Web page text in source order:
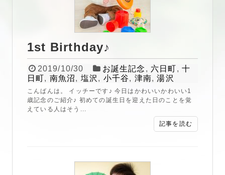
1st Birthday♪
2019/10/30 お誕生記念 , 六日町, 十
日町, 南魚沼, 塩沢 , 小千谷, 津南,湯沢
こんばんは。 イッチーです♪ 今日はかわいいかわいい1
歳記念のご紹介♪ 初めての誕生日を迎えた日のことを覚
えている人はそう...
記事を読む